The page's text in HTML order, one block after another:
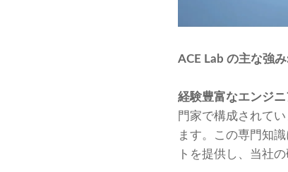
ACE Lab の主な強み
経験豊富なエンジ
門家で構成されて
ます。この専門知
トを提供し、当社